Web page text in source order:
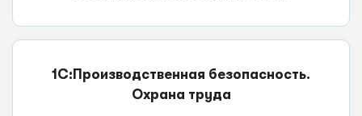
1С:Производственная безопасность.
Охрана труда